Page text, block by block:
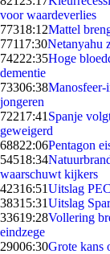
voor waardeverlies
77318:12Mattel
77117:30Netanyahu
74222:35Hoge
dementie
73306:38Manosfeer-
jongeren
72217:41 Spanje
geweigerd
68822:06Pentagon
54518:34
waarschuwt kijkers
42316:51Uitslag
38315:31Uitslag
33619:28Vollering
eindzege
29006:30Grote kans